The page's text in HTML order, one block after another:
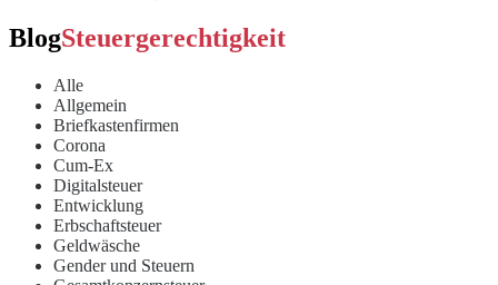
BlogSteuergerechtigkeit
Alle
Allgemein
Briefkastenfirmen
Corona
Cum-Ex
Digitalsteuer
Entwicklung
Erbschaftsteuer
Geldwäsche
Gender und Steuern